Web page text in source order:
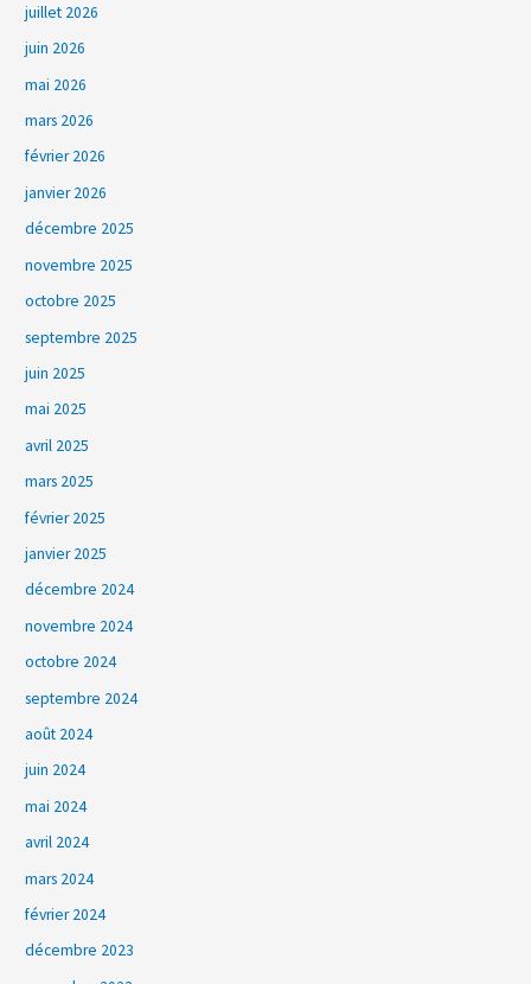
juillet 2026
juin 2026
mai 2026
mars 2026
février 2026
janvier 2026
décembre 2025
novembre 2025
octobre 2025
septembre 2025
juin 2025
mai 2025
avril 2025
mars 2025
février 2025
janvier 2025
décembre 2024
novembre 2024
octobre 2024
septembre 2024
août 2024
juin 2024
mai 2024
avril 2024
mars 2024
février 2024
décembre 2023